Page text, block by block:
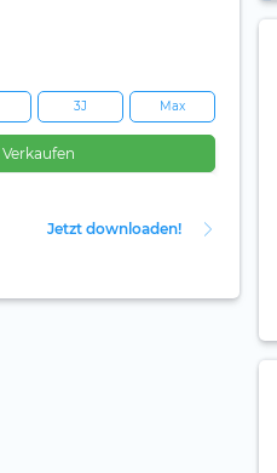
3J Max
Verkaufen
Jetzt downloaden!